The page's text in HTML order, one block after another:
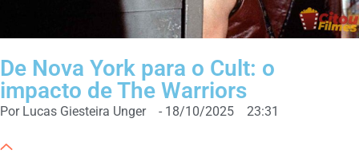
De Nova York para o Cult: o
impacto de The Warriors
Por Lucas Giesteira Unger - 18/10/2025 23:31